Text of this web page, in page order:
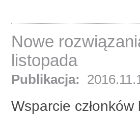
Nowe
listopada
Publikacja:
Wsparcie